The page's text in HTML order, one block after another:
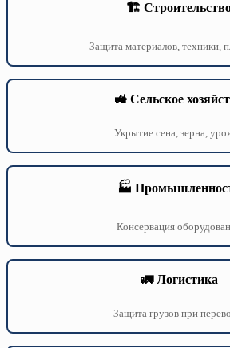
🏗️
Защита материалов, техники,
🚜 Сельское
Укрытие сена, зерна,
🏭
Консервация
🚛 Логистика
Защита грузов при